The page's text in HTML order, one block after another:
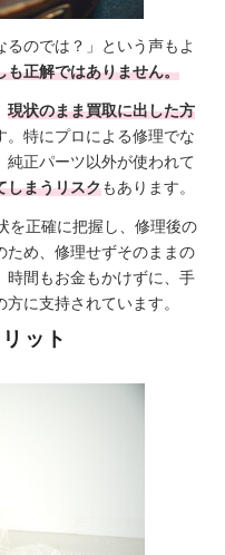
るのでは？」という声もよ
も正解ではありません。
現状のまま買取に出した方
。特にプロによる修理でな
純正パーツ以外が使われて
しまうリスクもあります。
を正確に把握し、修理後の
ため、修理せずそのままの
時間もお金もかけずに、手
に支持されています。
ット